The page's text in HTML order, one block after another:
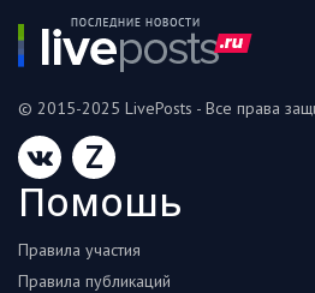
© 2015-2025 LivePosts - Все права
Z
Помошь
Правила участия
Правила публикаций